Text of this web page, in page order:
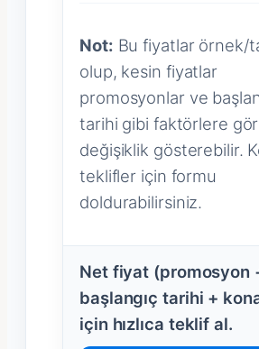
Not: Bu fiyatlar örnek/
olup, kesin fiyatlar
promosyonlar ve
tarihi gibi faktörlere
değişiklik gösterebilir.
teklifler için formu
doldurabilirsiniz.
Net fiyat (promosyon
başlangıç tarihi +
için hızlıca teklif al.